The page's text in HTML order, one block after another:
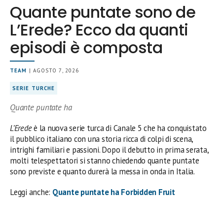
Quante puntate sono de
L’Erede? Ecco da quanti
episodi è composta
TEAM | AGOSTO 7, 2026
SERIE TURCHE
Quante puntate ha
L’Eredeè la nuova serie turca di Canale 5 che ha conquistato
il pubblico italiano con una storia ricca di colpi di scena,
intrighi familiari e passioni. Dopo il debutto in prima serata,
molti telespettatori si stanno chiedendo quante puntate
sono previste e quanto durerà la messa in onda in Italia.
Leggi anche: Quante puntate ha Forbidden Fruit